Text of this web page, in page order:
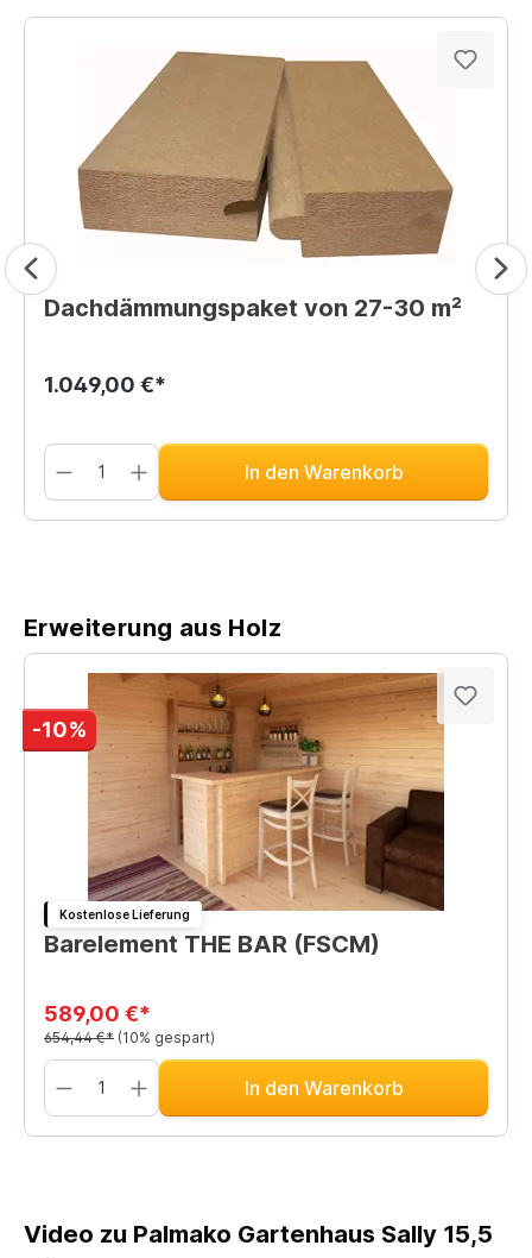
Dachdämmungspaket von 27-30 m²
1.049,00 €*
In den Warenkorb
Erweiterung aus Holz
-10%
Kostenlose Lieferung
Barelement THE BAR (FSCM)
589,00 €*
654,44 €* (10% gespart)
In den Warenkorb
Video zu Palmako Gartenhaus Sally 15,5